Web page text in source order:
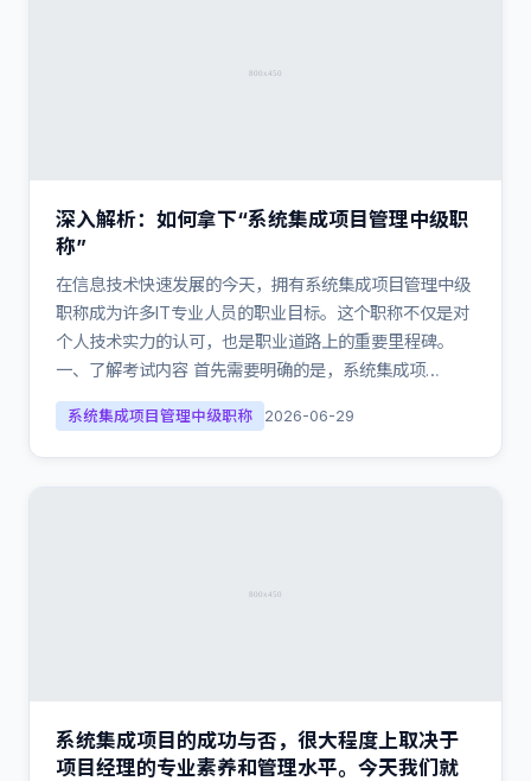
深入解析：如何拿下“系统集成项目管理中级职
称”
在信息技术快速发展的今天，拥有系统集成项目管理中级
职称成为许多IT专业人员的职业目标。这个职称不仅是对
个人技术实力的认可，也是职业道路上的重要里程碑。
一、了解考试内容 首先需要明确的是，系统集成项…
系统集成项目管理中级职称 2026-06-29
系统集成项目的成功与否，很大程度上取决于
项目经理的专业素养和管理水平。今天我们就